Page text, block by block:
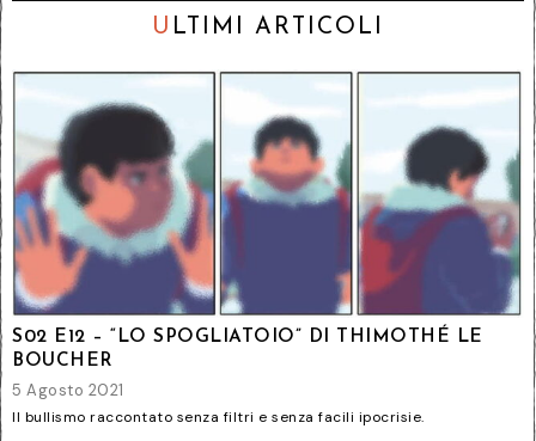
U LTIMI ARTICOLI
S02 E12 – “LO SPOGLIATOIO” DI THIMOTHÉ LE
BOUCHER
5 Agosto 2021
Il bullismo raccontato senza filtri e senza facili ipocrisie.